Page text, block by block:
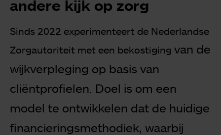
andere kijk op zorg
Sinds 2022 experimenteert de Nederlandse
Zorgautoriteit met een bekostiging van de
wijkverpleging op basis van
cliëntprofielen. Doel is om een
model te ontwikkelen dat de huidige
financieringsmethodiek, waarbij